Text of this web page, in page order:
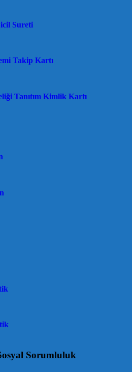
Sureti
Takip Kartı
Tanıtım Kimlik Kartı
Sorumluluk